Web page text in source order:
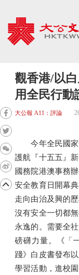
觀香港/以
用全民行動
大公報 A11：評論
今年全民國家
護航『十五五』
國務院港澳事務
安全教育日開幕
走向由治及興的
沒有安全一切都
永逸的。需要全
磅礴力量。《「
踐》白皮書發布
學習活動，進校